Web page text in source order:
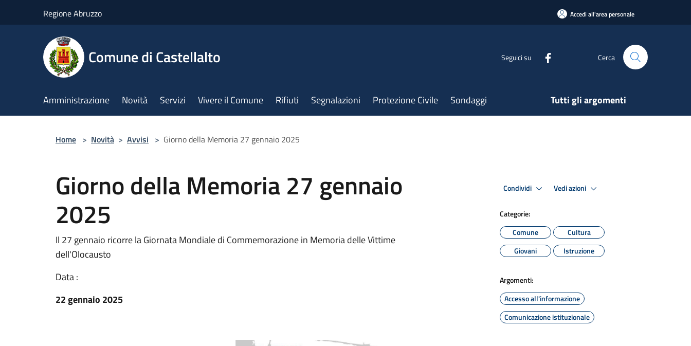
Regione Abruzzo Accedi all'area personale
Comune di Castellalto Seguici su Cerca
Amministrazione Novità Servizi Vivere il Comune Rifiuti Segnalazioni Protezione Civile Sondaggi Tutti gli argomenti
Home > Novità > Avvisi > Giorno della Memoria 27 gennaio 2025
Giorno della Memoria 27 gennaio
2025
Il 27 gennaio ricorre la Giornata Mondiale di Commemorazione in Memoria delle Vittime
dell'Olocausto
Data :
22 gennaio 2025
Condividi Vedi azioni
Categorie:
Comune
Cultura
Giovani
Istruzione
Argomenti:
Accesso all'informazione
Comunicazione istituzionale